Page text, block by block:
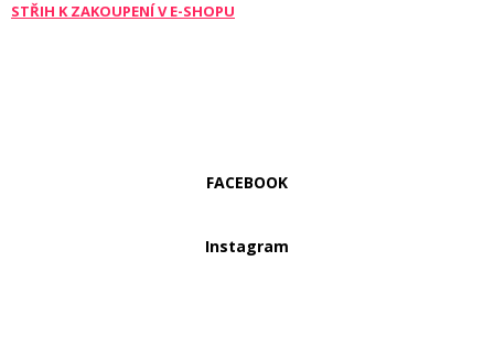
STŘIH K ZAKOUPENÍ V E-SHOPU
FACEBOOK
Instagram